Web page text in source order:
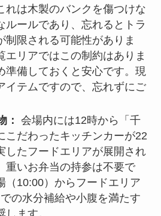
れは木製のバンクを傷つけな
ルールであり、忘れるとトラ
制限される可能性がありま
エリアではこの制約はありま
準備しておくと安心です。現
イテムですので、忘れずにご
： 会場内には12時から「千
こだわったキッチンカーが22
したフードエリアが展開され
重いお弁当の持参は不要で
（10:00）からフードエリア
の水分補給や小腹を満たす